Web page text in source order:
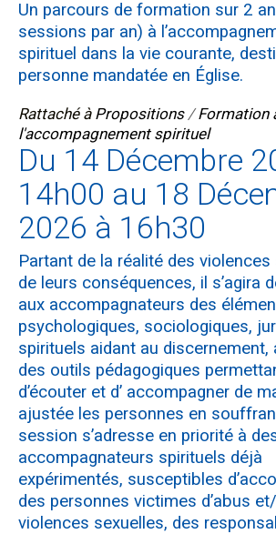
Un parcours de formation sur 2
sessions par an) à
spirituel dans la vie courante,
personne mandatée en Église.
Rattaché à Propositions /Formation
l'accompagnement spirituel
Du 14 Décembre
14h00 au 18
2026 à 16h30
Partant de la réalité des
de leurs conséquences, il s’agira
aux accompagnateurs des
psychologiques, sociologiques,
spirituels aidant au discernement,
des outils pédagogiques
d’écouter et d’ accompagner de
ajustée les personnes en
session s’adresse en priorité à
accompagnateurs spirituels déjà
expérimentés, susceptibles
des personnes victimes d’abus
violences sexuelles, des